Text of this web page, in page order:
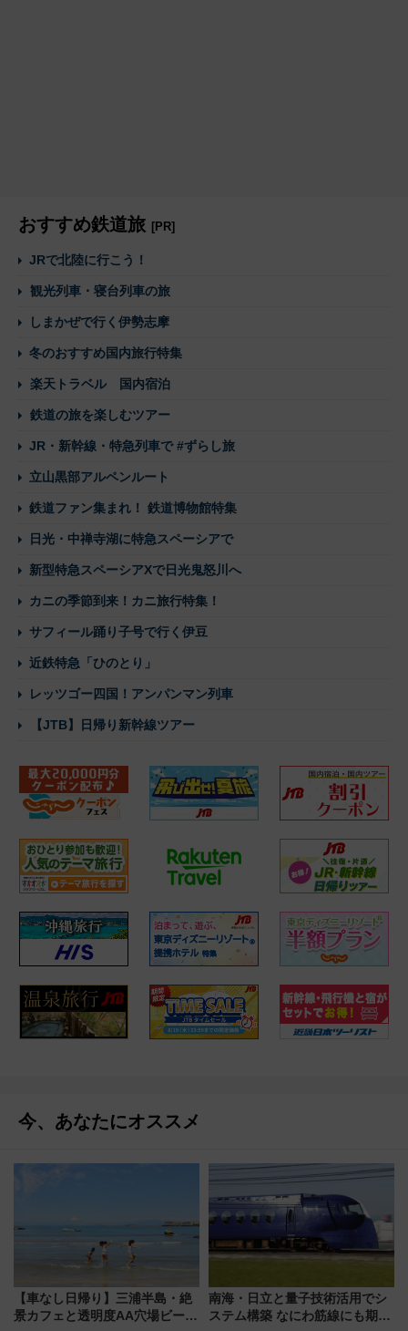
おすすめ鉄道旅 [PR]
JRで北陸に行こう！
観光列車・寝台列車の旅
しまかぜで行く伊勢志摩
冬のおすすめ国内旅行特集
楽天トラベル 国内宿泊
鉄道の旅を楽しむツアー
JR・新幹線・特急列車で #ずらし旅
立山黒部アルペンルート
鉄道ファン集まれ！ 鉄道博物館特集
日光・中禅寺湖に特急スペーシアで
新型特急スペーシアXで日光鬼怒川へ
カニの季節到来！カニ旅行特集！
サフィール踊り子号で行く伊豆
近鉄特急「ひのとり」
レッツゴー四国！アンパンマン列車
【JTB】日帰り新幹線ツアー
今、あなたにオススメ
【車なし日帰り】三浦半島・絶
景カフェと透明度AA穴場ビーチ
南海・日立と量子技術活用でシ
ステム構築 なにわ筋線にも期待